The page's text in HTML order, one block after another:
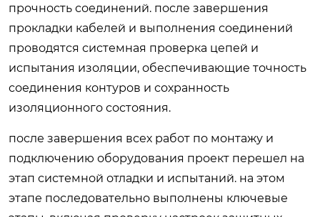
прочность соединений. после завершения
прокладки кабелей и выполнения соединений
проводятся системная проверка цепей и
испытания изоляции, обеспечивающие точность
соединения контуров и сохранность
изоляционного состояния.
после завершения всех работ по монтажу и
подключению оборудования проект перешел на
этап системной отладки и испытаний. на этом
этапе последовательно выполнены ключевые